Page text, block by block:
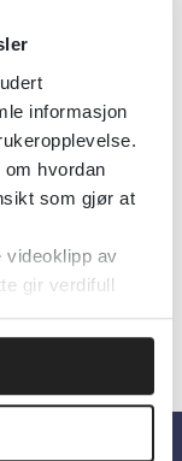
informasjon
hvordan
som gjør at
videoklipp av
gir verdifull